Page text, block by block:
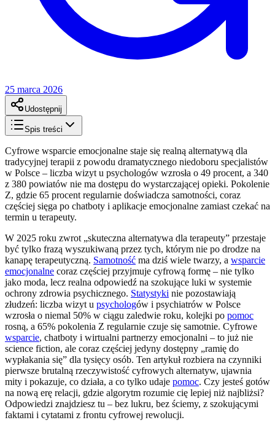
25 marca 2026
Udostępnij
Spis treści
Cyfrowe wsparcie emocjonalne staje się realną alternatywą dla
tradycyjnej terapii z powodu dramatycznego niedoboru specjalistów
w Polsce – liczba wizyt u psychologów wzrosła o 49 procent, a 340
z 380 powiatów nie ma dostępu do wystarczającej opieki. Pokolenie
Z, gdzie 65 procent regularnie doświadcza samotności, coraz
częściej sięga po chatboty i aplikacje emocjonalne zamiast czekać na
termin u terapeuty.
W 2025 roku zwrot „skuteczna alternatywa dla terapeuty” przestaje
być tylko frazą wyszukiwaną przez tych, którym nie po drodze na
kanapę terapeutyczną. Samotność ma dziś wiele twarzy, a wsparcie
emocjonalne coraz częściej przyjmuje cyfrową formę – nie tylko
jako moda, lecz realna odpowiedź na szokujące luki w systemie
ochrony zdrowia psychicznego. Statystyki nie pozostawiają
złudzeń: liczba wizyt u psychologów i psychiatrów w Polsce
wzrosła o niemal 50% w ciągu zaledwie roku, kolejki po pomoc
rosną, a 65% pokolenia Z regularnie czuje się samotnie. Cyfrowe
wsparcie, chatboty i wirtualni partnerzy emocjonalni – to już nie
science fiction, ale coraz częściej jedyny dostępny „ramię do
wypłakania się” dla tysięcy osób. Ten artykuł rozbiera na czynniki
pierwsze brutalną rzeczywistość cyfrowych alternatyw, ujawnia
mity i pokazuje, co działa, a co tylko udaje pomoc. Czy jesteś gotów
na nową erę relacji, gdzie algorytm rozumie cię lepiej niż najbliżsi?
Odpowiedzi znajdziesz tu – bez lukru, bez ściemy, z szokującymi
faktami i cytatami z frontu cyfrowej rewolucji.